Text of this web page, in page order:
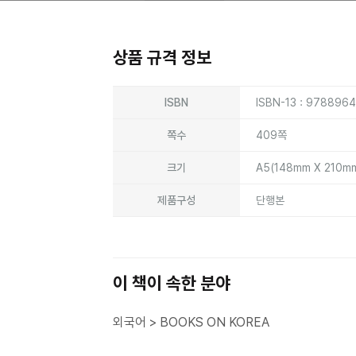
상품 규격 정보
ISBN ISBN-13 :
쪽수 409쪽
크기 A5(148mm X
제품구성 단행본
이 책이 속한 분야
외국어 > BOOKS ON KOREA